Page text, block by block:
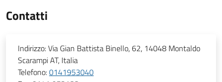
Contatti
Indirizzo:Via Gian Battista Binello, 62, 14048 Montaldo
Scarampi AT, Italia
Telefono:0141953040